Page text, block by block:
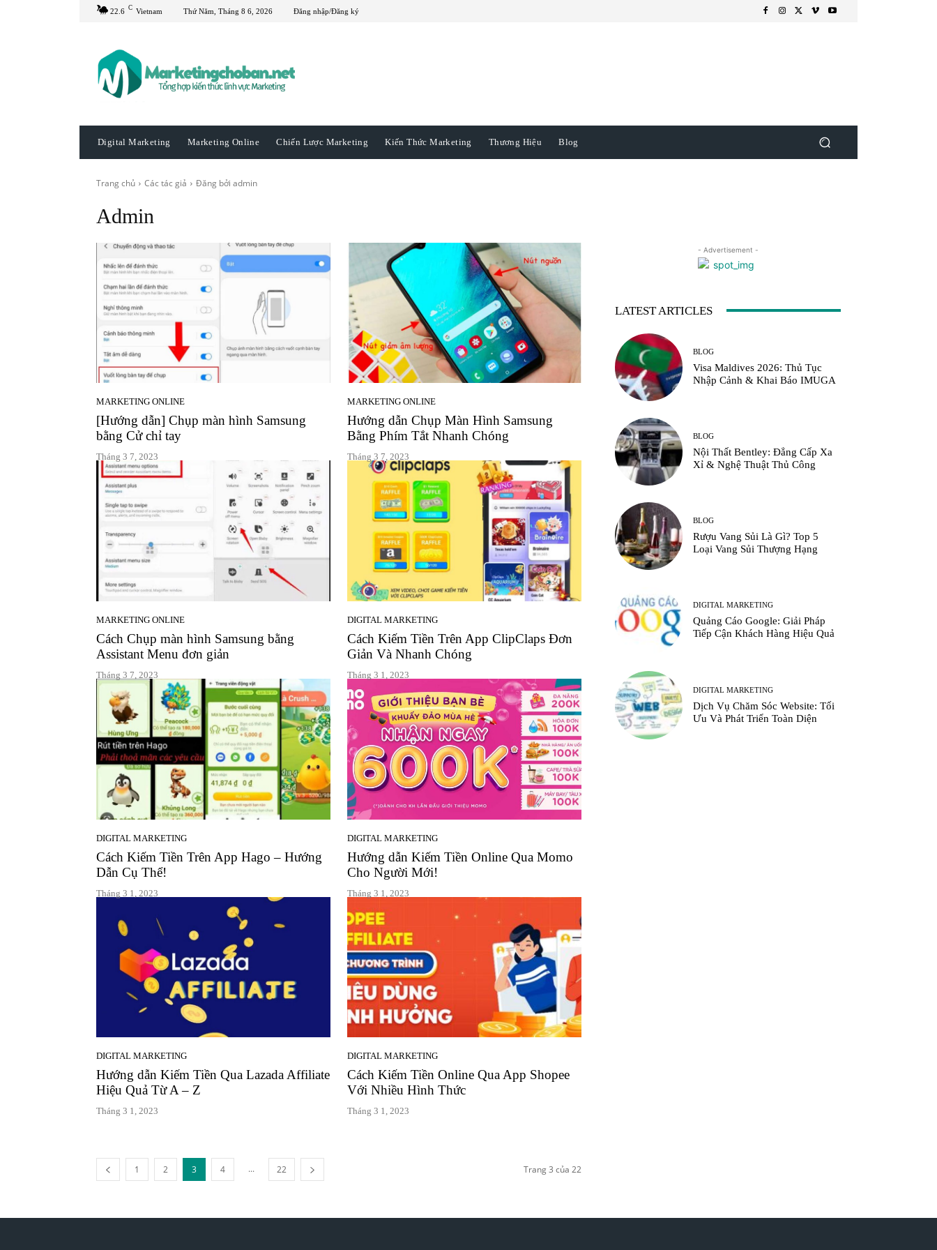
22.6 C Vietnam Thứ Năm, Tháng 8 6, 2026 Đăng nhập/Đăng ký
Digital Marketing Marketing Online Chiến Lược Marketing Kiến Thức Marketing Thương Hiệu Blog
Trang chủ Các tác giả Đăng bởi admin
Admin
MARKETING ONLINE
[Hướng dẫn] Chụp màn hình Samsung
bằng Cử chỉ tay
Tháng 3 7, 2023
MARKETING ONLINE
Hướng dẫn Chụp Màn Hình Samsung
Bằng Phím Tắt Nhanh Chóng
Tháng 3 7, 2023
MARKETING ONLINE
Cách Chụp màn hình Samsung bằng
Assistant Menu đơn giản
Tháng 3 7, 2023
DIGITAL MARKETING
Cách Kiếm Tiền Trên App ClipClaps Đơn
Giản Và Nhanh Chóng
Tháng 3 1, 2023
DIGITAL MARKETING
Cách Kiếm Tiền Trên App Hago – Hướng
Dẫn Cụ Thể!
Tháng 3 1, 2023
DIGITAL MARKETING
Hướng dẫn Kiếm Tiền Online Qua Momo
Cho Người Mới!
Tháng 3 1, 2023
DIGITAL MARKETING
Hướng dẫn Kiếm Tiền Qua Lazada Affiliate
Hiệu Quả Từ A – Z
Tháng 3 1, 2023
DIGITAL MARKETING
Cách Kiếm Tiền Online Qua App Shopee
Với Nhiều Hình Thức
Tháng 3 1, 2023
1 2 3 4 ... 22 Trang 3 của 22
- Advertisement -
LATEST ARTICLES
BLOG
Visa Maldives 2026: Thủ Tục
Nhập Cảnh & Khai Báo IMUGA
BLOG
Nội Thất Bentley: Đẳng Cấp Xa
Xỉ & Nghệ Thuật Thủ Công
BLOG
Rượu Vang Sủi Là Gì? Top 5
Loại Vang Sủi Thượng Hạng
DIGITAL MARKETING
Quảng Cáo Google: Giải Pháp
Tiếp Cận Khách Hàng Hiệu Quả
DIGITAL MARKETING
Dịch Vụ Chăm Sóc Website: Tối
Ưu Và Phát Triển Toàn Diện